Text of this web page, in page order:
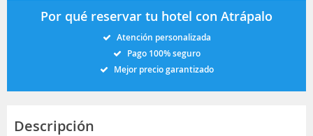
Por qué reservar tu hotel con Atrápalo
Atención personalizada
Pago 100% seguro
Mejor precio garantizado
Descripción